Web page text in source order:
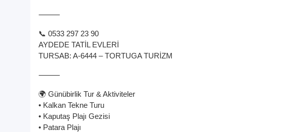
⸻
📞 0533 297 23 90
AYDEDE TATİL EVLERİ
TURSAB: A-6444 – TORTUGA TURİZM
⸻
🌍 Günübirlik Tur & Aktiviteler
• Kalkan Tekne Turu
• Kaputaş Plajı Gezisi
• Patara Plajı